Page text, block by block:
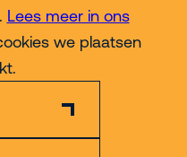
Lees meer in ons
we plaatsen